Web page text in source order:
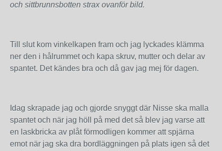
och sittbrunnsbotten strax ovanför bild.
Till slut kom vinkelkapen fram och jag lyckades klämma
ner den i hålrummet och kapa skruv, mutter och delar av
spantet. Det kändes bra och då gav jag mej för dagen.
Idag skrapade jag och gjorde snyggt där Nisse ska malla
spantet och när jag höll på med det så blev jag varse att
en laskbricka av plåt förmodligen kommer att spjärna
emot när jag ska dra bordläggningen på plats igen så det